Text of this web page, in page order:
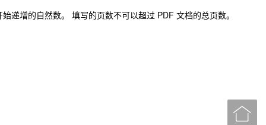
递增的自然数。 填写的页数不可以超过 PDF 文档的总页数。
